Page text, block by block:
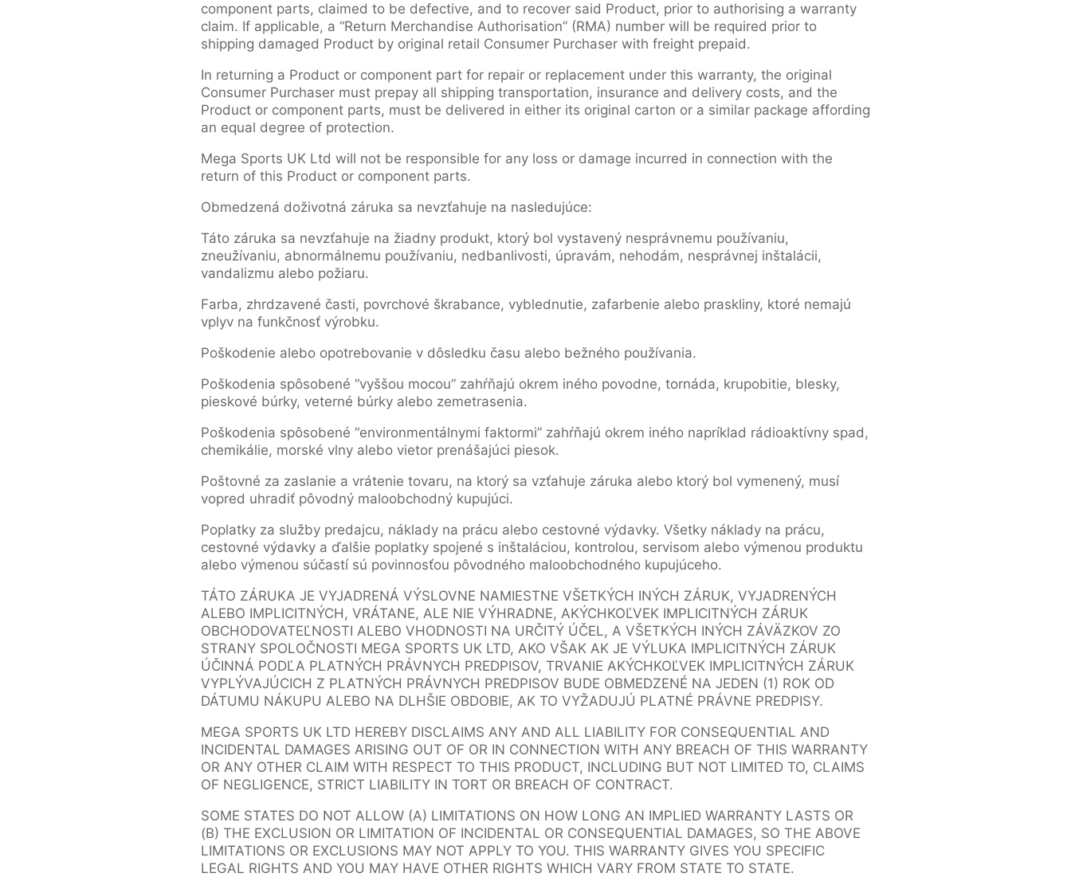
component parts, claimed to be defective, and to recover said Product, prior to authorising a warranty
claim. If applicable, a “Return Merchandise Authorisation” (RMA) number will be required prior to
shipping damaged Product by original retail Consumer Purchaser with freight prepaid.
In returning a Product or component part for repair or replacement under this warranty, the original
Consumer Purchaser must prepay all shipping transportation, insurance and delivery costs, and the
Product or component parts, must be delivered in either its original carton or a similar package affording
an equal degree of protection.
Mega Sports UK Ltd will not be responsible for any loss or damage incurred in connection with the
return of this Product or component parts.
Obmedzená doživotná záruka sa nevzťahuje na nasledujúce:
Táto záruka sa nevzťahuje na žiadny produkt, ktorý bol vystavený nesprávnemu používaniu,
zneužívaniu, abnormálnemu používaniu, nedbanlivosti, úpravám, nehodám, nesprávnej inštalácii,
vandalizmu alebo požiaru.
Farba, zhrdzavené časti, povrchové škrabance, vyblednutie, zafarbenie alebo praskliny, ktoré nemajú
vplyv na funkčnosť výrobku.
Poškodenie alebo opotrebovanie v dôsledku času alebo bežného používania.
Poškodenia spôsobené “vyššou mocou” zahŕňajú okrem iného povodne, tornáda, krupobitie, blesky,
pieskové búrky, veterné búrky alebo zemetrasenia.
Poškodenia spôsobené “environmentálnymi faktormi” zahŕňajú okrem iného napríklad rádioaktívny spad,
chemikálie, morské vlny alebo vietor prenášajúci piesok.
Poštovné za zaslanie a vrátenie tovaru, na ktorý sa vzťahuje záruka alebo ktorý bol vymenený, musí
vopred uhradiť pôvodný maloobchodný kupujúci.
Poplatky za služby predajcu, náklady na prácu alebo cestovné výdavky. Všetky náklady na prácu,
cestovné výdavky a ďalšie poplatky spojené s inštaláciou, kontrolou, servisom alebo výmenou produktu
alebo výmenou súčastí sú povinnosťou pôvodného maloobchodného kupujúceho.
TÁTO ZÁRUKA JE VYJADRENÁ VÝSLOVNE NAMIESTNE VŠETKÝCH INÝCH ZÁRUK, VYJADRENÝCH
ALEBO IMPLICITNÝCH, VRÁTANE, ALE NIE VÝHRADNE, AKÝCHKOĽVEK IMPLICITNÝCH ZÁRUK
OBCHODOVATEĽNOSTI ALEBO VHODNOSTI NA URČITÝ ÚČEL, A VŠETKÝCH INÝCH ZÁVÄZKOV ZO
STRANY SPOLOČNOSTI MEGA SPORTS UK LTD, AKO VŠAK AK JE VÝLUKA IMPLICITNÝCH ZÁRUK
ÚČINNÁ PODĽA PLATNÝCH PRÁVNYCH PREDPISOV, TRVANIE AKÝCHKOĽVEK IMPLICITNÝCH ZÁRUK
VYPLÝVAJÚCICH Z PLATNÝCH PRÁVNYCH PREDPISOV BUDE OBMEDZENÉ NA JEDEN (1) ROK OD
DÁTUMU NÁKUPU ALEBO NA DLHŠIE OBDOBIE, AK TO VYŽADUJÚ PLATNÉ PRÁVNE PREDPISY.
MEGA SPORTS UK LTD HEREBY DISCLAIMS ANY AND ALL LIABILITY FOR CONSEQUENTIAL AND
INCIDENTAL DAMAGES ARISING OUT OF OR IN CONNECTION WITH ANY BREACH OF THIS WARRANTY
OR ANY OTHER CLAIM WITH RESPECT TO THIS PRODUCT, INCLUDING BUT NOT LIMITED TO, CLAIMS
OF NEGLIGENCE, STRICT LIABILITY IN TORT OR BREACH OF CONTRACT.
SOME STATES DO NOT ALLOW (A) LIMITATIONS ON HOW LONG AN IMPLIED WARRANTY LASTS OR
(B) THE EXCLUSION OR LIMITATION OF INCIDENTAL OR CONSEQUENTIAL DAMAGES, SO THE ABOVE
LIMITATIONS OR EXCLUSIONS MAY NOT APPLY TO YOU. THIS WARRANTY GIVES YOU SPECIFIC
LEGAL RIGHTS AND YOU MAY HAVE OTHER RIGHTS WHICH VARY FROM STATE TO STATE.